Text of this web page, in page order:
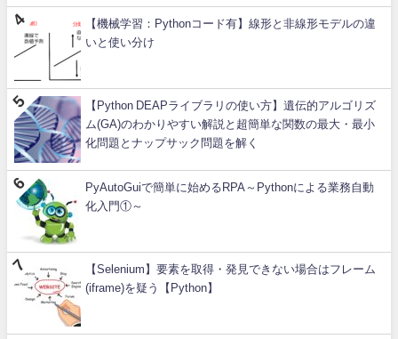
【機械学習：Pythonコード有】線形と非線形モデルの違
いと使い分け
【Python DEAPライブラリの使い方】遺伝的アルゴリズ
ム(GA)のわかりやすい解説と超簡単な関数の最大・最小
化問題とナップサック問題を解く
PyAutoGuiで簡単に始めるRPA～Pythonによる業務自動
化入門①～
【Selenium】要素を取得・発見できない場合はフレーム
(iframe)を疑う【Python】